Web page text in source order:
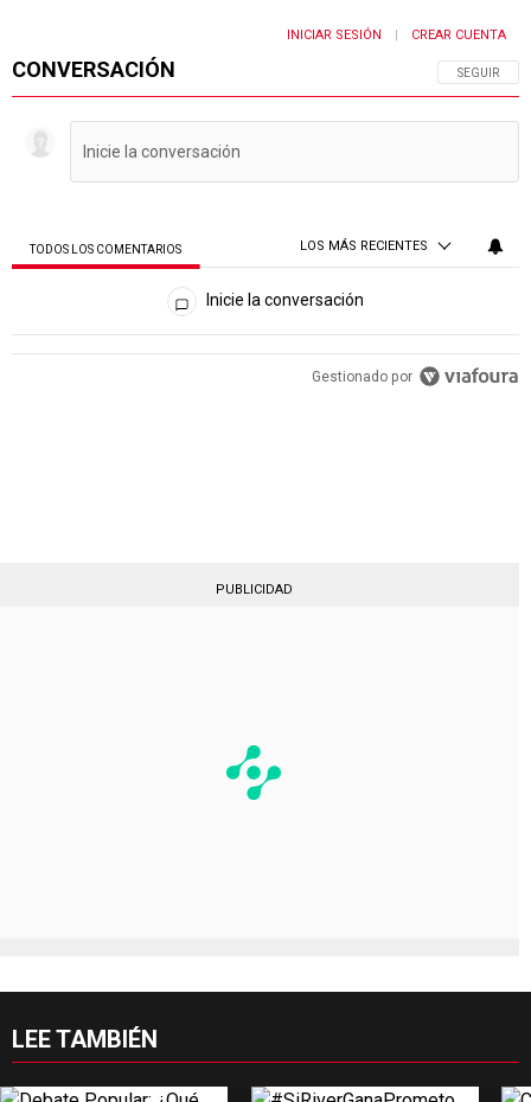
CONVERSACIÓN SIGA ESTA
SEGUIR
INICIAR SESIÓN CREAR CUENTA
TODOS LOS COMENTARIOS LOS MÁS RECIENTES
Todos los comentarios
Inicie la conversación
Gestionado por
PUBLICIDAD
LEE TAMBIÉN